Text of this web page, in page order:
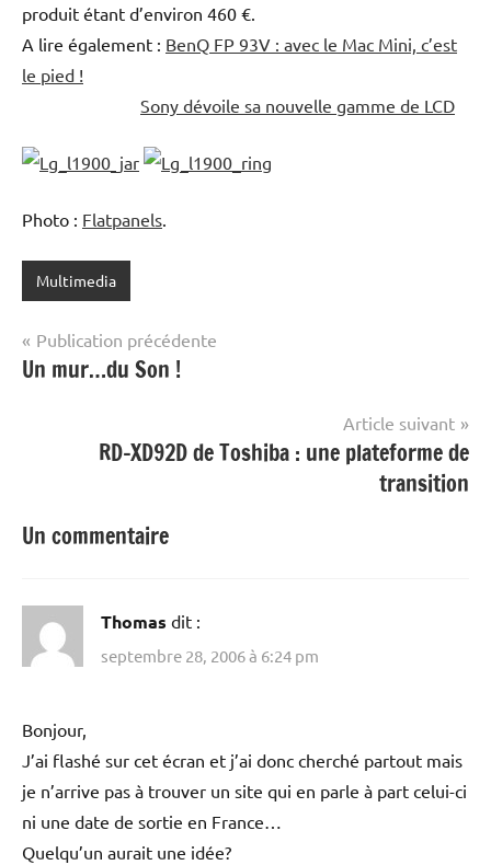
produit étant d’environ 460 €.
A lire également : BenQ FP 93V : avec le Mac Mini, c’est
le pied !
Sony dévoile sa nouvelle gamme de LCD
Photo : Flatpanels
Multimedia
Navigation
de
Publication précédente
Un mur…du Son !
Article suivant
RD-XD92D de Toshiba : une plateforme de
transition
Un commentaire
Thomas dit :
septembre 28, 2006 à 6:24 pm
Bonjour,
J’ai flashé sur cet écran et j’ai donc cherché partout mais
je n’arrive pas à trouver un site qui en parle à part celui-ci
ni une date de sortie en France…
Quelqu’un aurait une idée?